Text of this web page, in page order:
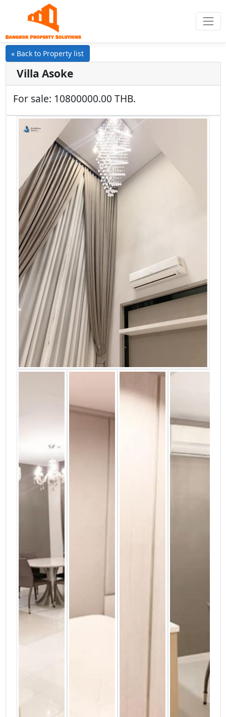
« Back to Property list
Villa Asoke
For sale: 10800000.00 THB.